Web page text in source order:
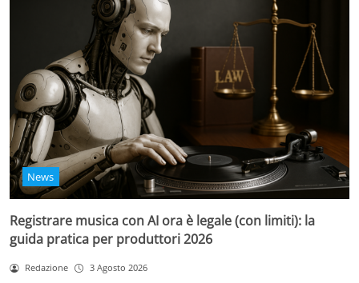
News
Registrare musica con AI ora è legale (con limiti): la
guida pratica per produttori 2026
Redazione 3 Agosto 2026